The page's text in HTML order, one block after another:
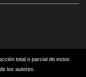
total o parcial de estos
los autores.